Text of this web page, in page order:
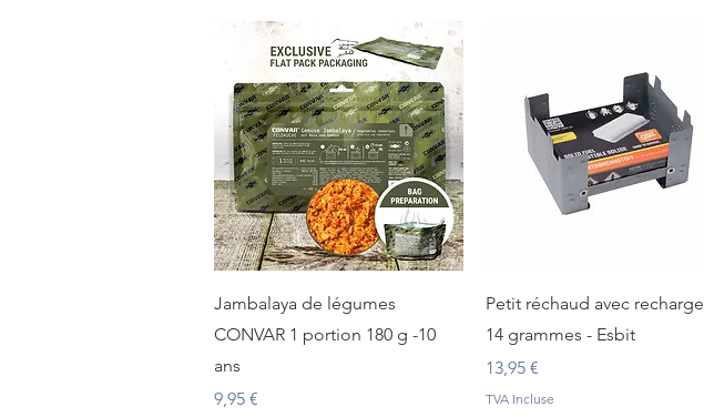
Aperçu rapide
Jambalaya de légumes
CONVAR 1 portion 180 g -10
ans
Prix
9,95 €
Aperçu rapide
Petit réchaud avec
14 grammes - Esbit
Prix
13,95 €
TVA Incluse